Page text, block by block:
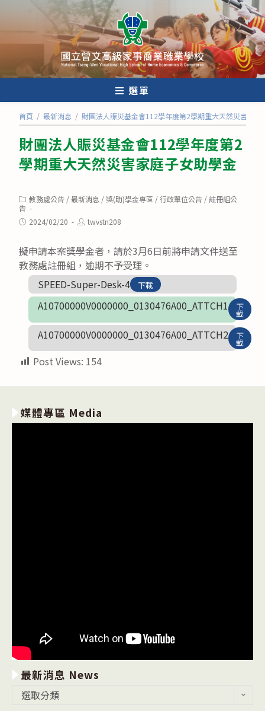
內
選單
首頁 / 最新消息 / 財團法人賑災基金會112學年度第2學期重大天然災害家庭
財團法人賑災基金會112學年度第2
學期重大天然災害家庭子女助學金
Post
category:
教務處公告 /最新消息 /獎(助)學金專區 /行政單位公告 /註冊組公
告
Post2024/02/20
Posttwvstn208
擬申請本案獎學金者，請於3月6日前將申請文件送至
教務處註冊組，逾期不予受理。
SPEED-Super-Desk-4
下載
A10700000V0000000_0130476A00_ATTCH1 下
載
A10700000V0000000_0130476A00_ATTCH2 下
載
Post Views: 154
媒體專區 Media
最新消息 News
選取分類